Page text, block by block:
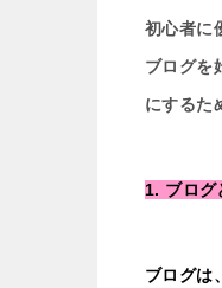
初心者に
ブログを
にするた
1. ブログ
ブログは